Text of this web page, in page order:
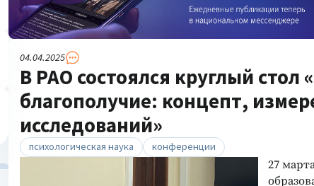
04.04.2025
В РАО состоялся круглый стол
благополучие: концепт,
исследований»
психологическая наука конференции
27